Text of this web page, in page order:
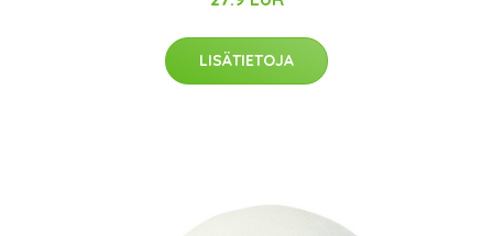
LISÄTIETOJA